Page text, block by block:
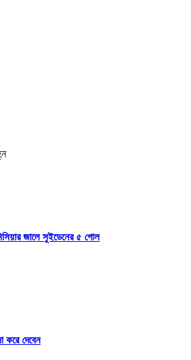
জালে সুইডেনের ৫ গোল
করে দেবেন